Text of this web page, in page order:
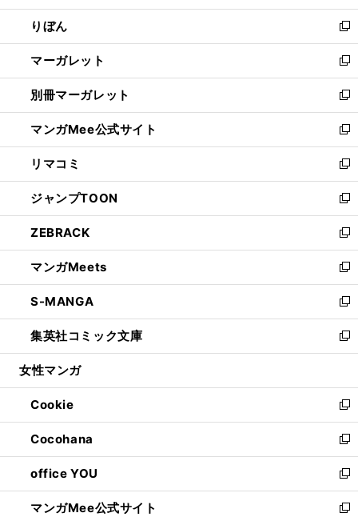
開
く
ウ
で
開
く
ン
ド
ウ
で
開
く
ウ
ィ
ン
ド
ウ
で
開
く
りぼん
新
し
い
ウ
ィ
ン
ド
ウ
で
開
く
マーガレット
新
し
い
ウ
ィ
ン
ド
ウ
で
開
く
別冊マーガレット
新
し
い
ウ
ィ
ン
ド
ウ
で
開
く
マンガMee公式サイト
新
し
い
ウ
ィ
ン
ド
ウ
で
開
く
リマコミ
新
し
い
ウ
ィ
ン
ド
ウ
で
開
く
ジャンプTOON
新
し
い
ウ
ィ
ン
ド
ウ
で
開
ZEBRACK
新
し
い
ウ
ィ
ン
ド
ウ
開
く
マンガMeets
新
し
い
ウ
ィ
ン
ウ
で
開
く
S-MANGA
新
し
い
ウ
ン
ド
ウ
で
開
く
集英社コミック文庫
新
し
ウ
ィ
ン
ド
ウ
で
開
く
女性マンガ
Cookie
新
し
い
ウ
ィ
ン
ド
Cocohana
新
し
い
ウ
ィ
office YOU
新
し
い
マンガMee公式サイト 新